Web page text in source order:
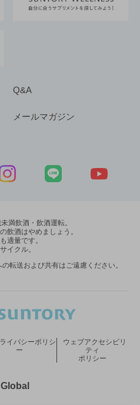
Q&A
メールマガジン
満飲酒・飲酒運転。
飲酒はやめましょう。
適量です。
イクル。
転送および共有はご遠慮ください。
イバシーポリシ
ー
ウェブアクセシビリ
ティ
ポリシー
Global新しいウィンドウで開く